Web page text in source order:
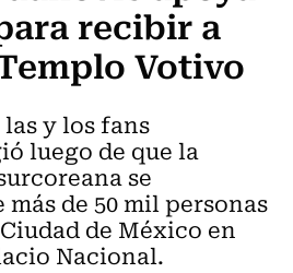
recibir a
Votivo
y los fans
luego de que la
se
de 50 mil personas
de México en
Nacional.